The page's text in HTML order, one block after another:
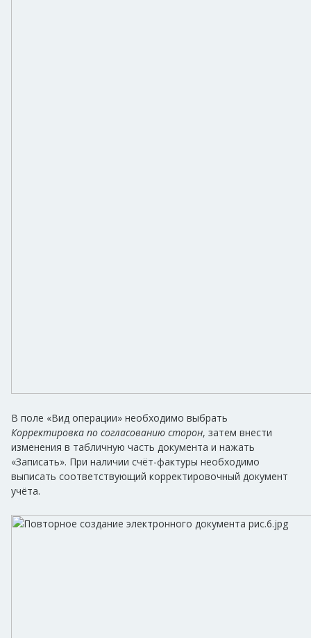
В поле «Вид операции» необходимо выбрать
Корректировка по согласованию сторон, затем внести
изменения в табличную часть документа и нажать
«Записать». При наличии счёт-фактуры необходимо
выписать соответствующий корректировочный документ
учёта.